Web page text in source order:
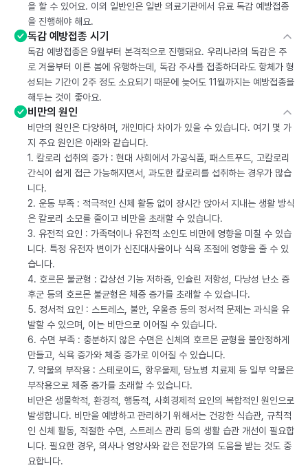
을 할 수 있어요. 이외 일반인은 일반 의료기관에서 유료 독감 예방접종
을 진행해야 해요.
독감 예방접종 시기
독감 예방접종은 9월부터 본격적으로 진행돼요. 우리나라의 독감은 주
로 겨울부터 이른 봄에 유행하는데, 독감 주사를 접종하더라도 항체가 형
성되는 기간이 2주 정도 소요되기 때문에 늦어도 11월까지는 예방접종을
해두는 것이 좋아요.
비만의 원인
비만의 원인은 다양하며, 개인마다 차이가 있을 수 있습니다. 여기 몇 가
지 주요 원인은 아래와 같습니다.
1. 칼로리 섭취의 증가 : 현대 사회에서 가공식품, 패스트푸드, 고칼로리
간식이 쉽게 접근 가능해지면서, 과도한 칼로리를 섭취하는 경우가 많습
니다.
2. 운동 부족 : 적극적인 신체 활동 없이 장시간 앉아서 지내는 생활 방식
은 칼로리 소모를 줄이고 비만을 초래할 수 있습니다.
3. 유전적 요인 : 가족력이나 유전적 소인도 비만에 영향을 미칠 수 있습
니다. 특정 유전자 변이가 신진대사율이나 식욕 조절에 영향을 줄 수 있
습니다.
4. 호르몬 불균형 : 갑상선 기능 저하증, 인슐린 저항성, 다낭성 난소 증
후군 등의 호르몬 불균형은 체중 증가를 초래할 수 있습니다.
5. 정서적 요인 : 스트레스, 불안, 우울증 등의 정서적 문제는 과식을 유
발할 수 있으며, 이는 비만으로 이어질 수 있습니다.
6. 수면 부족 : 충분하지 않은 수면은 신체의 호르몬 균형을 불안정하게
만들고, 식욕 증가와 체중 증가로 이어질 수 있습니다.
7. 약물의 부작용 : 스테로이드, 항우울제, 당뇨병 치료제 등 일부 약물은
부작용으로 체중 증가를 초래할 수 있습니다.
비만은 생물학적, 환경적, 행동적, 사회경제적 요인의 복합적인 원인으로
발생합니다. 비만을 예방하고 관리하기 위해서는 건강한 식습관, 규칙적
인 신체 활동, 적절한 수면, 스트레스 관리 등의 생활 습관 개선이 필요합
니다. 필요한 경우, 의사나 영양사와 같은 전문가의 도움을 받는 것도 중
요합니다.